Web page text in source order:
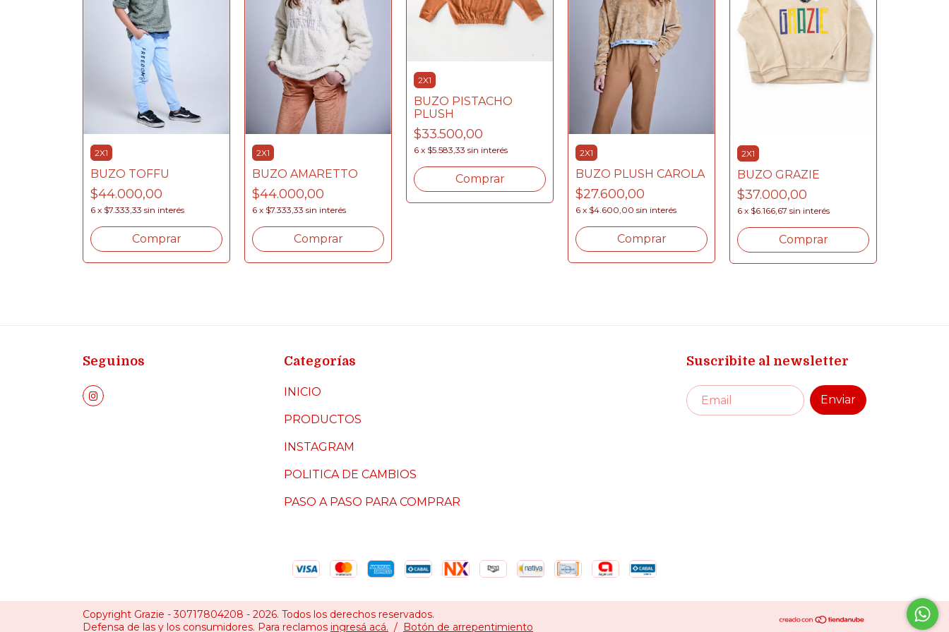
2X1
BUZO TOFFU
$44.000,00
6 x $7.333,33 sin interés
Comprar
2X1
BUZO AMARETTO
$44.000,00
6 x $7.333,33 sin interés
Comprar
2X1
BUZO PISTACHO
PLUSH
$33.500,00
6 x $5.583,33 sin interés
Comprar
2X1
BUZO PLUSH CAROLA
$27.600,00
6 x $4.600,00 sin interés
Comprar
2X1
BUZO GRAZIE
$37.000,00
6 x $6.166,67 sin interés
Comprar
Seguinos Categorías
INICIO
PRODUCTOS
INSTAGRAM
POLITICA DE CAMBIOS
PASO A PASO PARA COMPRAR
Suscribite al newsletter
Copyright Grazie - 30717804208 - 2026. Todos los derechos reservados.
Defensa de las y los consumidores. Para reclamos ingresá acá. / Botón de arrepentimiento